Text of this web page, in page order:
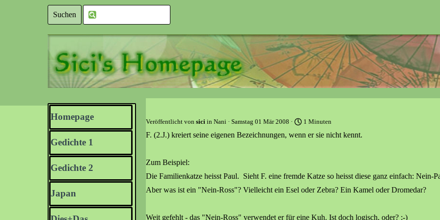
Direkt zum Seiteninhalt
Suchen
Menü überspringen
Homepage
Gedichte 1
Gedichte 2
Japan
Veröffentlicht von sici in Nani · Samstag 01 Mär 2008 · 1 Minuten
F. (2.J.) kreiert seine eigenen Bezeichnungen, wenn er sie nicht kennt.
Zum Beispiel:
Die Familienkatze heisst Paul. Sieht F. eine fremde Katze so heisst diese ganz einfach: Nein-
Aber was ist ein "Nein-Ross"? Vielleicht ein Esel oder Zebra? Ein Kamel oder Dromedar?
Weit gefehlt - das "Nein-Ross" verwendet er für eine Kuh. Ist doch logisch, oder? ;-)